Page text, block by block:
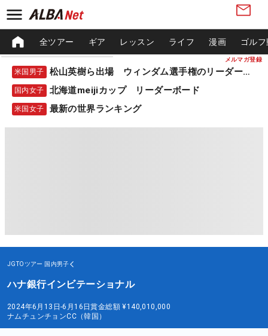
メルマガ登録
全ツアー ギア レッスン ライフ 漫画 ゴル
米国男子 松山英樹ら出場 ウィンダム選手権のリーダーボード
国内女子 北海道meijiカップ リーダーボード
米国女子 最新の世界ランキング
JGTOツアー 国内男子
ハナ銀行インビテーショナル
2024年6月13日-6月16日賞金総額 ¥140,010,000
ナムチュンチョンCC（韓国）